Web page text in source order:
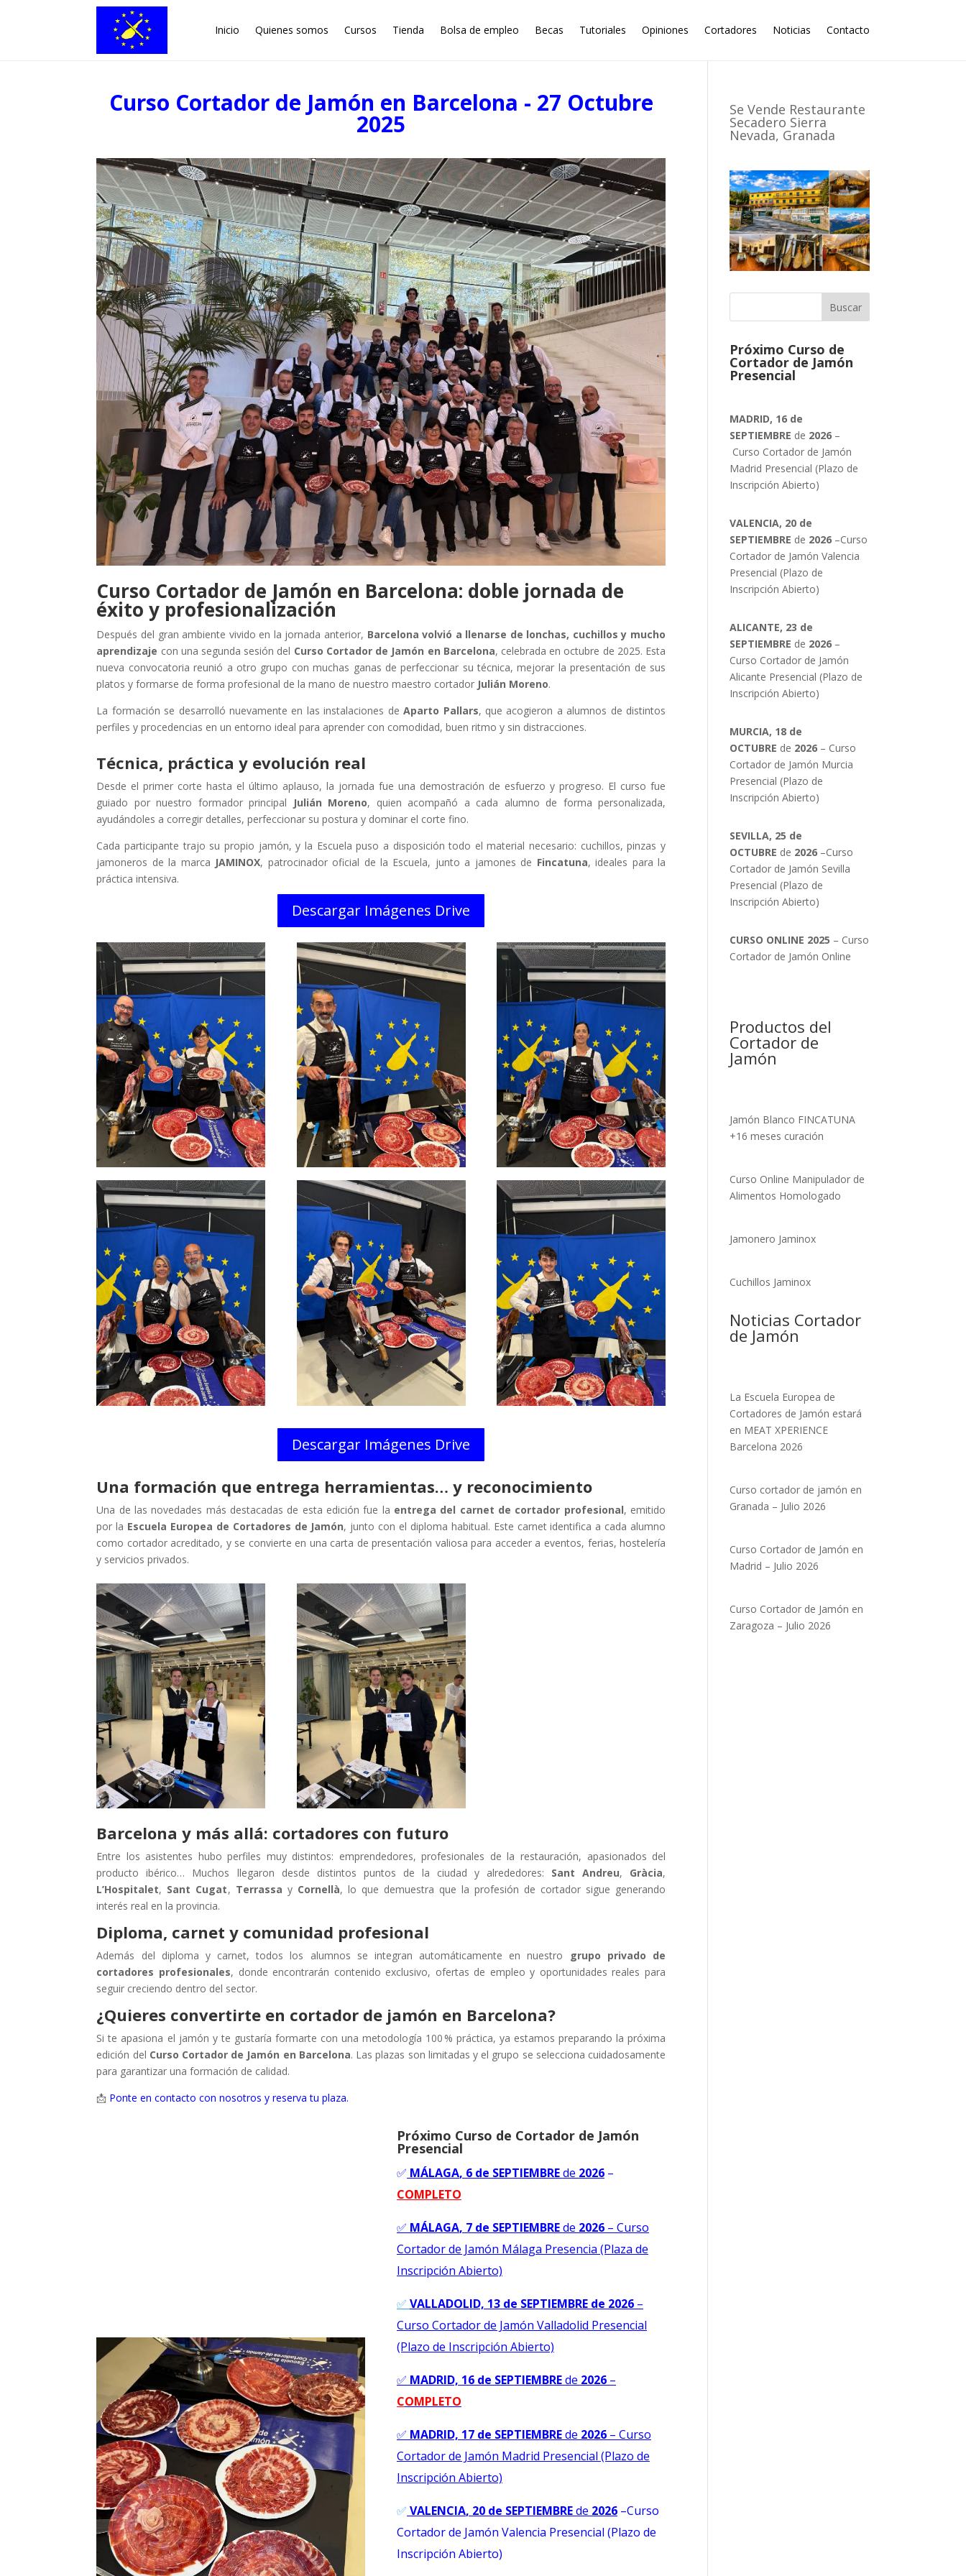
Inicio Quienes somos Cursos Tienda Bolsa de empleo Becas Tutoriales Opiniones Cortadores Noticias Contacto
Curso Cortador de Jamón en Barcelona - 27 Octubre
2025
Curso Cortador de Jamón en Barcelona: doble jornada de
éxito y profesionalización
Después del gran ambiente vivido en la jornada anterior, Barcelona volvió a llenarse de lonchas, cuchillos y mucho
aprendizaje con una segunda sesión del Curso Cortador de Jamón en Barcelona, celebrada en octubre de 2025. Esta
nueva convocatoria reunió a otro grupo con muchas ganas de perfeccionar su técnica, mejorar la presentación de sus
platos y formarse de forma profesional de la mano de nuestro maestro cortador Julián Moreno.
La formación se desarrolló nuevamente en las instalaciones deAparto Pallars, que acogieron a alumnos de distintos
perfiles y procedencias en un entorno ideal para aprender con comodidad, buen ritmo y sin distracciones.
Técnica, práctica y evolución real
Desde el primer corte hasta el último aplauso, la jornada fue una demostración de esfuerzo y progreso. El curso fue
guiado por nuestro formador principal
Julián Moreno, quien acompañó a cada alumno de forma personalizada,
ayudándoles a corregir detalles, perfeccionar su postura y dominar el corte fino.
Cada participante trajo su propio jamón, y la Escuela puso a disposición todo el material necesario: cuchillos, pinzas y
jamoneros de la marca JAMINOX, patrocinador oficial de la Escuela, junto a jamones de Fincatuna, ideales para la
práctica intensiva.
Descargar Imágenes Drive
Descargar Imágenes Drive
Una formación que entrega herramientas… y reconocimiento
Una de las novedades más destacadas de esta edición fue la entrega del carnet de cortador profesional, emitido
por la Escuela Europea de Cortadores de Jamón, junto con el diploma habitual. Este carnet identifica a cada alumno
como cortador acreditado, y se convierte en una carta de presentación valiosa para acceder a eventos, ferias, hostelería
y servicios privados.
Barcelona y más allá: cortadores con futuro
Entre los asistentes hubo perfiles muy distintos: emprendedores, profesionales de la restauración, apasionados del
producto ibérico… Muchos llegaron desde distintos puntos de la ciudad y alrededores: Sant Andreu, Gràcia,
L’Hospitalet, Sant Cugat, Terrassa y Cornellà, lo que demuestra que la profesión de cortador sigue generando
interés real en la provincia.
Diploma, carnet y comunidad profesional
Además del diploma y carnet, todos los alumnos se integran automáticamente en nuestro
grupo privado de
cortadores profesionales, donde encontrarán contenido exclusivo, ofertas de empleo y oportunidades reales para
seguir creciendo dentro del sector.
¿Quieres convertirte en cortador de jamón en Barcelona?
Si te apasiona el jamón y te gustaría formarte con una metodología 100 % práctica, ya estamos preparando la próxima
edición del Curso Cortador de Jamón en Barcelona. Las plazas son limitadas y el grupo se selecciona cuidadosamente
para garantizar una formación de calidad.
📩 Ponte en contacto con nosotros y reserva tu plaza.
Próximo Curso de Cortador de Jamón
Presencial
✅ MÁLAGA, 6 de SEPTIEMBREde 2026–
COMPLETO
✅ MÁLAGA, 7 de SEPTIEMBREde 2026– Curso
Cortador de Jamón Málaga Presencia (Plaza de
Inscripción Abierto)
✅ VALLADOLID, 13 de SEPTIEMBRE de 2026–
Curso Cortador de Jamón Valladolid Presencial
(Plazo de Inscripción Abierto)
✅ MADRID, 16 de SEPTIEMBREde 2026–
COMPLETO
✅ MADRID, 17 de SEPTIEMBREde 2026– Curso
Cortador de Jamón Madrid Presencial (Plazo de
Inscripción Abierto)
✅ VALENCIA, 20 de SEPTIEMBREde 2026–Curso
Cortador de Jamón Valencia Presencial (Plazo de
Inscripción Abierto)
Se Vende Restaurante
Secadero Sierra
Nevada, Granada
Próximo Curso de
Cortador de Jamón
Presencial
MADRID, 16 de
SEPTIEMBRE de 2026 –
Curso Cortador de Jamón
Madrid Presencial (Plazo de
Inscripción Abierto)
VALENCIA, 20 de
SEPTIEMBRE de 2026 –Curso
Cortador de Jamón Valencia
Presencial (Plazo de
Inscripción Abierto)
ALICANTE, 23 de
SEPTIEMBRE de 2026 –
Curso Cortador de Jamón
Alicante Presencial (Plazo de
Inscripción Abierto)
MURCIA, 18 de
OCTUBRE de 2026 – Curso
Cortador de Jamón Murcia
Presencial (Plazo de
Inscripción Abierto)
SEVILLA, 25 de
OCTUBRE de 2026 –Curso
Cortador de Jamón Sevilla
Presencial (Plazo de
Inscripción Abierto)
CURSO ONLINE 2025 – Curso
Cortador de Jamón Online
Productos del
Cortador de
Jamón
Jamón Blanco FINCATUNA
+16 meses curación
Curso Online Manipulador de
Alimentos Homologado
Jamonero Jaminox
Cuchillos Jaminox
Noticias Cortador
de Jamón
La Escuela Europea de
Cortadores de Jamón estará
en MEAT XPERIENCE
Barcelona 2026
Curso cortador de jamón en
Granada – Julio 2026
Curso Cortador de Jamón en
Madrid – Julio 2026
Curso Cortador de Jamón en
Zaragoza – Julio 2026